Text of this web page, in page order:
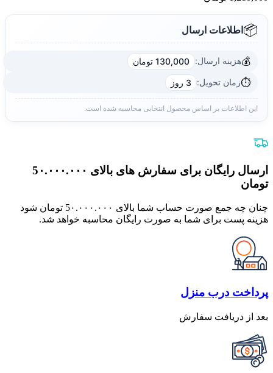
📦اطلاعات ارسال
💰هزینه ارسال: 130,000 تومان
⏱️زمان تحویل: 3 روز
این اطلاعات بر اساس محصول انتخابی محاسبه شده است.
ارسال رایگان برای سفارش های بالای 5٠.٠٠٠.٠٠٠
تومان
چنان چه جمع صورت حساب شما بالای 5٠.٠٠٠.٠٠٠ تومان شود
هزینه پست برای شما به صورت رایگان محاسبه خواهد شد.
پرداخت درب منزل
بعد از دریافت سفارش